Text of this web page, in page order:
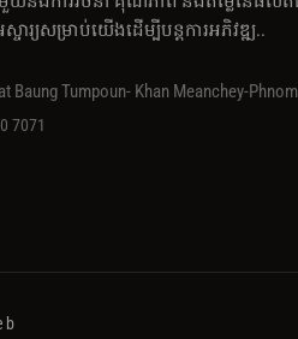
ារ្យ​សម្រាប់​យើង​ដើម្បី​បន្ត​ការ​អភិវឌ្ឍ..
Baung Tumpoun- Khan Meanchey-
7071